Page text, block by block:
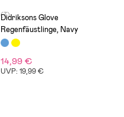
(7)
Didriksons Glove
Regenfäustlinge, Navy
14,99 €
UVP: 19,99 €